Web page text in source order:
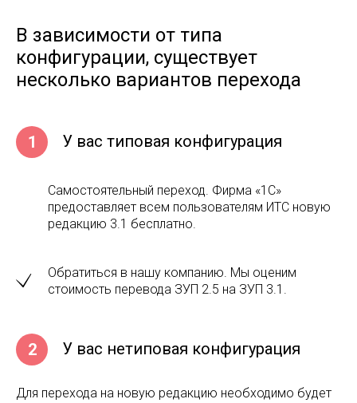
В зависимости от типа
конфигурации, существует
несколько вариантов перехода
1 У вас типовая конфигурация
Самостоятельный переход. Фирма «1С»
предоставляет всем пользователям ИТС новую
редакцию 3.1 бесплатно.
Обратиться в нашу компанию. Мы оценим
стоимость перевода ЗУП 2.5 на ЗУП 3.1.
2 У вас нетиповая конфигурация
Для перехода на новую редакцию необходимо будет